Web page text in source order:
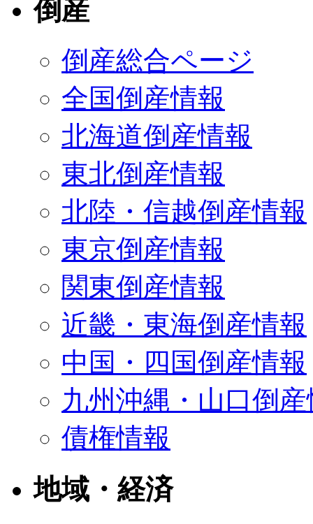
倒産
倒産総合ページ
全国倒産情報
北海道倒産情報
東北倒産情報
北陸・信越倒産情報
東京倒産情報
関東倒産情報
近畿・東海倒産情報
中国・四国倒産情報
九州沖縄・山口倒
債権情報
地域・経済